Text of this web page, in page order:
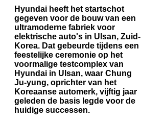
Hyundai heeft het startschot
gegeven voor de bouw van een
ultramoderne fabriek voor
elektrische auto's in Ulsan, Zuid-
Korea. Dat gebeurde tijdens een
feestelijke ceremonie op het
voormalige testcomplex van
Hyundai in Ulsan, waar Chung
Ju-yung, oprichter van het
Koreaanse automerk, vijftig jaar
geleden de basis legde voor de
huidige successen.